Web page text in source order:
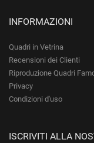
INFORMAZIONI
Quadri in Vetrina
Recensioni dei Clienti
Riproduzione Quadri
Privacy
Condizioni d'uso
ISCRIVITI ALLA